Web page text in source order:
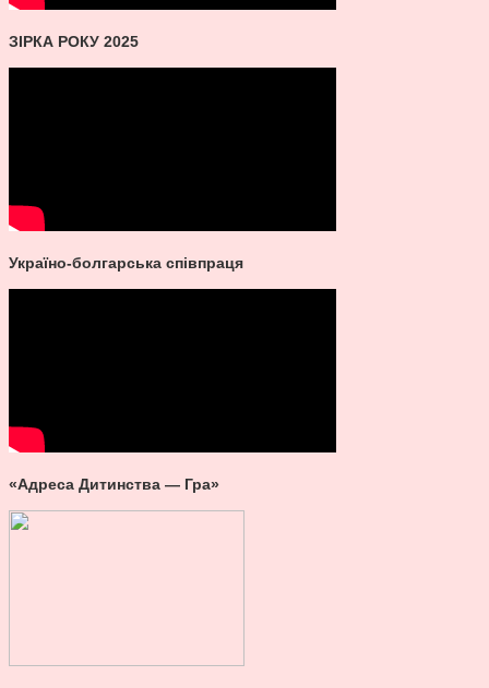
ЗІРКА РОКУ 2025
Україно-болгарська співпраця
«Адреса Дитинства — Гра»